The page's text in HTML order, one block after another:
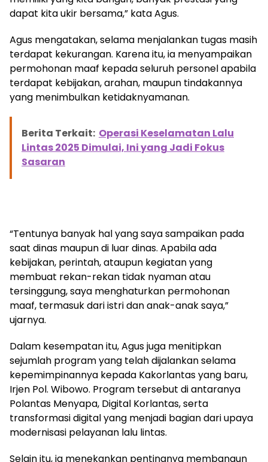
dapat kita ukir bersama,” kata Agus.
Agus mengatakan, selama menjalankan tugas masih
terdapat kekurangan. Karena itu, ia menyampaikan
permohonan maaf kepada seluruh personel apabila
terdapat kebijakan, arahan, maupun tindakannya
yang menimbulkan ketidaknyamanan.
Berita Terkait: Operasi Keselamatan Lalu
Lintas 2025 Dimulai, Ini yang Jadi Fokus
Sasaran
“Tentunya banyak hal yang saya sampaikan pada
saat dinas maupun di luar dinas. Apabila ada
kebijakan, perintah, ataupun kegiatan yang
membuat rekan-rekan tidak nyaman atau
tersinggung, saya menghaturkan permohonan
maaf, termasuk dari istri dan anak-anak saya,”
ujarnya.
Dalam kesempatan itu, Agus juga menitipkan
sejumlah program yang telah dijalankan selama
kepemimpinannya kepada Kakorlantas yang baru,
Irjen Pol. Wibowo. Program tersebut di antaranya
Polantas Menyapa, Digital Korlantas, serta
transformasi digital yang menjadi bagian dari upaya
modernisasi pelayanan lalu lintas.
Selain itu, ia menekankan pentingnya membangun